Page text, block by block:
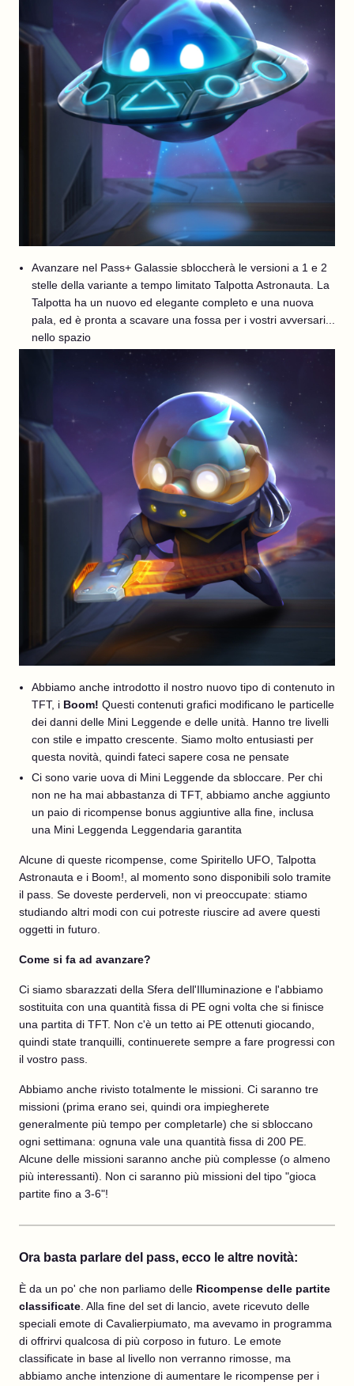
Avanzare nel Pass+ Galassie sbloccherà le versioni a 1 e 2
stelle della variante a tempo limitato Talpotta Astronauta. La
Talpotta ha un nuovo ed elegante completo e una nuova
pala, ed è pronta a scavare una fossa per i vostri avversari...
nello spazio
Abbiamo anche introdotto il nostro nuovo tipo di contenuto in
TFT, i Boom! Questi contenuti grafici modificano le particelle
dei danni delle Mini Leggende e delle unità. Hanno tre livelli
con stile e impatto crescente. Siamo molto entusiasti per
questa novità, quindi fateci sapere cosa ne pensate
Ci sono varie uova di Mini Leggende da sbloccare. Per chi
non ne ha mai abbastanza di TFT, abbiamo anche aggiunto
un paio di ricompense bonus aggiuntive alla fine, inclusa
una Mini Leggenda Leggendaria garantita
Alcune di queste ricompense, come Spiritello UFO, Talpotta
Astronauta e i Boom!, al momento sono disponibili solo tramite
il pass. Se doveste perderveli, non vi preoccupate: stiamo
studiando altri modi con cui potreste riuscire ad avere questi
oggetti in futuro.
Come si fa ad avanzare?
Ci siamo sbarazzati della Sfera dell'Illuminazione e l'abbiamo
sostituita con una quantità fissa di PE ogni volta che si finisce
una partita di TFT. Non c'è un tetto ai PE ottenuti giocando,
quindi state tranquilli, continuerete sempre a fare progressi con
il vostro pass.
Abbiamo anche rivisto totalmente le missioni. Ci saranno tre
missioni (prima erano sei, quindi ora impiegherete
generalmente più tempo per completarle) che si sbloccano
ogni settimana: ognuna vale una quantità fissa di 200 PE.
Alcune delle missioni saranno anche più complesse (o almeno
più interessanti). Non ci saranno più missioni del tipo "gioca
partite fino a 3-6"!
Ora basta parlare del pass, ecco le altre novità:
È da un po' che non parliamo delle Ricompense delle partite
classificate . Alla fine del set di lancio, avete ricevuto delle
speciali emote di Cavalierpiumato, ma avevamo in programma
di offrirvi qualcosa di più corposo in futuro. Le emote
classificate in base al livello non verranno rimosse, ma
abbiamo anche intenzione di aumentare le ricompense per i